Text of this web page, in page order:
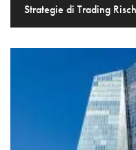
Strategie di Trading